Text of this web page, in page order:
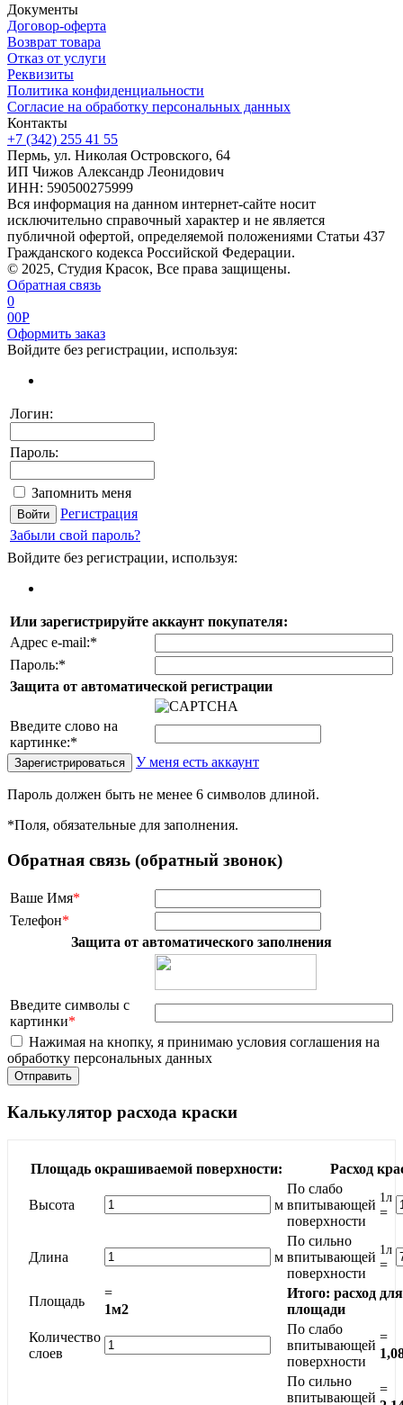
Документы
Договор-оферта
Возврат товара
Отказ от услуги
Реквизиты
Политика конфиденциальности
Согласие на обработку персональных данных
Контакты
+7 (342) 255 41 55
Пермь, ул. Николая Островского, 64
ИП Чижов Александр Леонидович
ИНН: 590500275999
Вся информация на данном интернет-сайте носит
исключительно справочный характер и не является
публичной офертой, определяемой положениями Статьи 437
Гражданского кодекса Российской Федерации.
© 2025, Студия Красок, Все права защищены.
Обратная связь
0
00P
Оформить заказ
Войдите без регистрации, используя:
Логин:
Пароль:
Запомнить меня
Регистрация
Забыли свой пароль?
Войдите без регистрации, используя:
Или зарегистрируйте аккаунт покупателя:
Адрес e-mail:*
Пароль:*
Защита от автоматической регистрации
Введите слово на
картинке:*
У меня есть аккаунт
Пароль должен быть не менее 6 символов длиной.
*Поля, обязательные для заполнения.
Обратная связь (обратный звонок)
Ваше Имя*
Телефон*
Защита от автоматического заполнения
Введите символы с
картинки*
Нажимая на кнопку, я принимаю условия соглашения на
обработку персональных данных
Калькулятор расхода краски
Площадь окрашиваемой поверхности: Расход
Высота м
По слабо
впитывающей
поверхности
1л
=
Длина м
По сильно
впитывающей
поверхности
1л
=
Площадь
=
1м2
Итого: расход
площади
Количество
слоев
По слабо
впитывающей
поверхности
=
По сильно
впитывающей
=